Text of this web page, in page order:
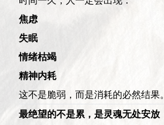
焦虑
失眠
情绪枯竭
精神内耗
这不是脆弱，而是消耗的必然结果。
最绝望的不是累，是灵魂无处安放